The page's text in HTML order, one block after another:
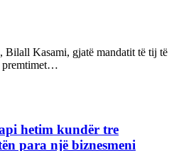
Bilall Kasami, gjatë mandatit të tij të
premtimet…
hetim kundër tre
para një biznesmeni